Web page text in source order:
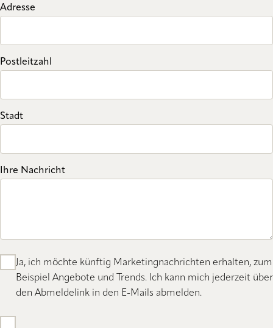
Adresse
Postleitzahl
Stadt
Ihre Nachricht
Ja, ich möchte künftig Marketingnachrichten erhalten, zum
Beispiel Angebote und Trends. Ich kann mich jederzeit über
den Abmeldelink in den E-Mails abmelden.